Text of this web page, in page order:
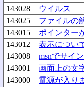
143028
ウイルス
143025
ファイルの
143015
ポインター
143012
表示につい
143008
msnでサイ
143001
画面上の文
143000
電源が入り